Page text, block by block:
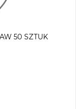
50 SZTUK